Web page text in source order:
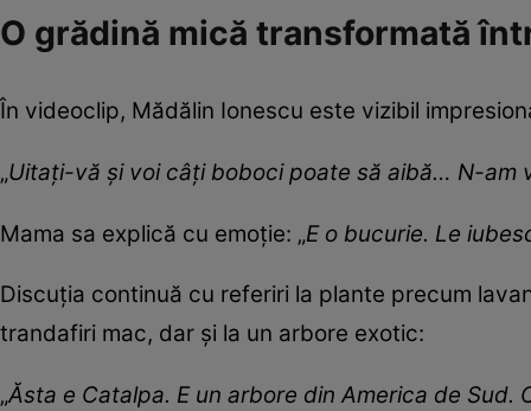
O grădină mică transformată
În videoclip, Mădălin Ionescu este vizibil
„Uitați-vă și voi câți boboci poate să aibă… N-am
Mama sa explică cu emoție: „E o bucurie. Le
Discuția continuă cu referiri la plante precum
trandafiri mac, dar și la un arbore exotic:
„Ăsta e Catalpa. E un arbore din America de Sud.